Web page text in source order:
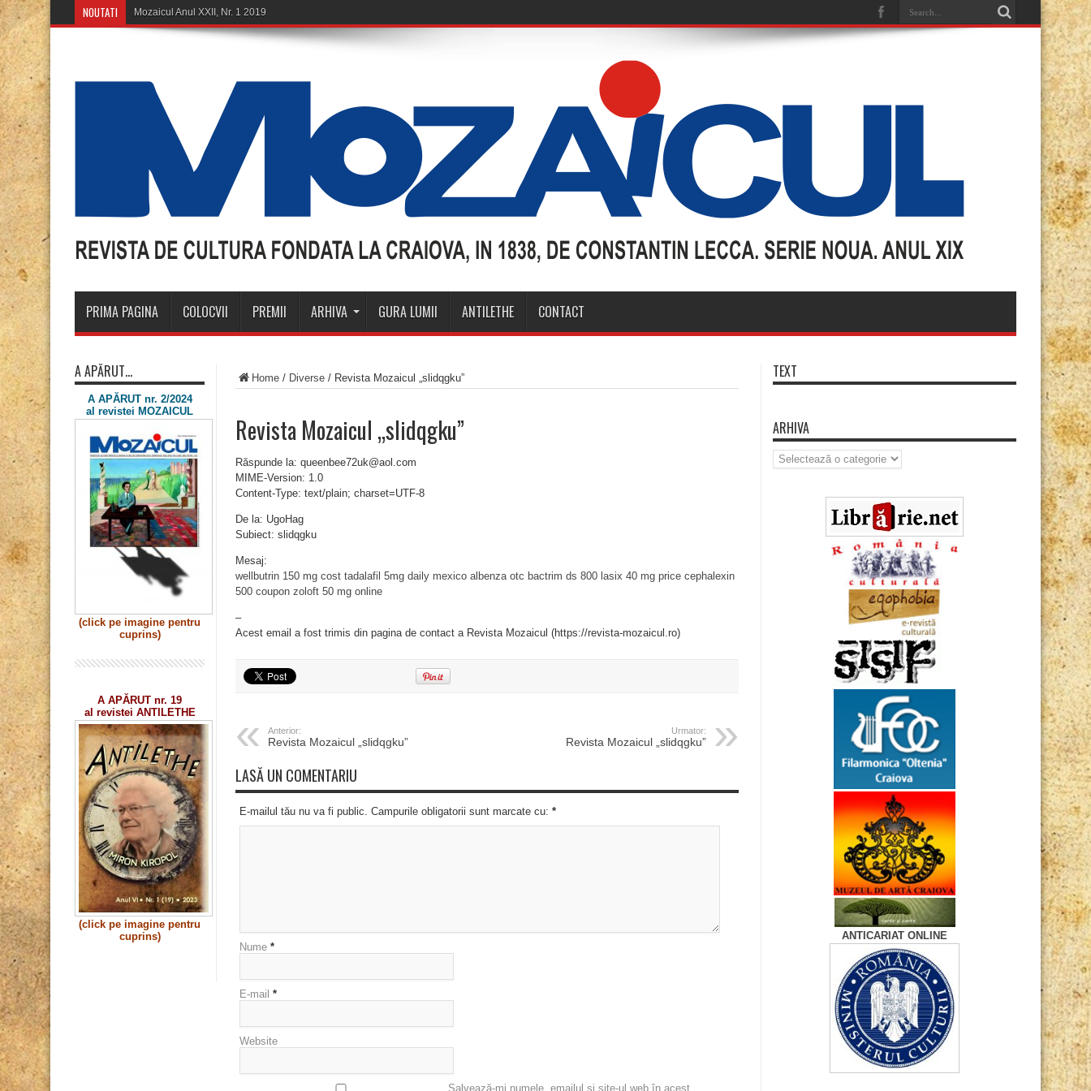
NOUTATI Mozaicul Anul XXII, Nr. 1 2019
PRIMA PAGINA COLOCVII PREMII ARHIVA GURA LUMII ANTILETHE CONTACT
Home / Diverse / Revista Mozaicul „slidqgku”
Revista Mozaicul „slidqgku”
Răspunde la: queenbee72uk@aol.com
MIME-Version: 1.0
Content-Type: text/plain; charset=UTF-8
De la: UgoHag
Subiect: slidqgku
Mesaj:
wellbutrin 150 mg cost tadalafil 5mg daily mexico albenza otc bactrim ds 800 lasix 40 mg price cephalexin
500 coupon zoloft 50 mg online
–
Acest email a fost trimis din pagina de contact a Revista Mozaicul (https://revista-mozaicul.ro)
Anterior:
Revista Mozaicul „slidqgku”
Urmator:
Revista Mozaicul „slidqgku”
LASĂ UN COMENTARIU
E-mailul tău nu va fi public. Campurile obligatorii sunt marcate cu: *
Nume *
E-mail *
Website
Salvează-mi numele, emailul și site-ul web în acest
A APĂRUT…
A APĂRUT nr. 2/2024
al revistei MOZAICUL
(click pe imagine pentru
cuprins)
A APĂRUT nr. 19
al revistei ANTILETHE
(click pe imagine pentru
cuprins)
TEXT
ARHIVA
Arhiva
ANTICARIAT ONLINE